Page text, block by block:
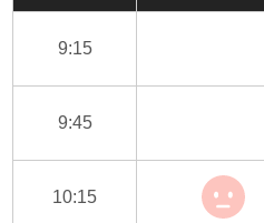
9:15
9:45
10:15